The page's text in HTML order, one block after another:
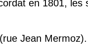
en 1801,
Jean Mermoz).